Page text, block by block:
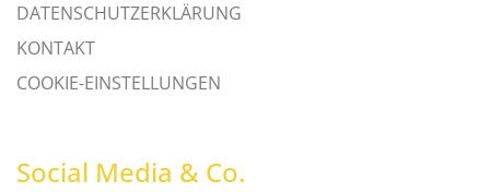
DATENSCHUTZERKLÄRUNG
KONTAKT
COOKIE-EINSTELLUNGEN
Social Media & Co.